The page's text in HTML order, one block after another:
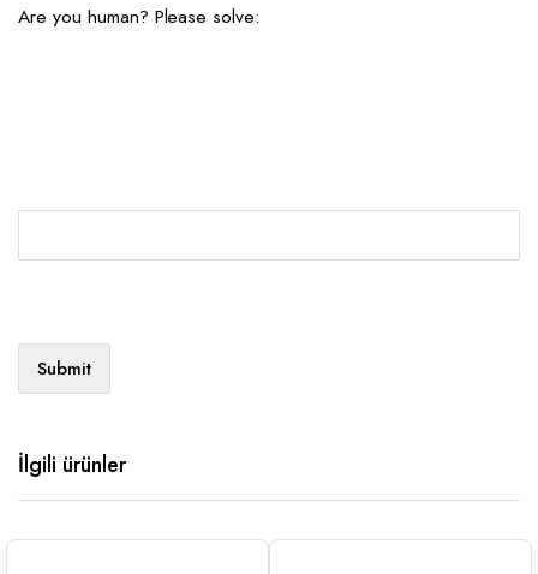
Are you human? Please solve:
İlgili ürünler